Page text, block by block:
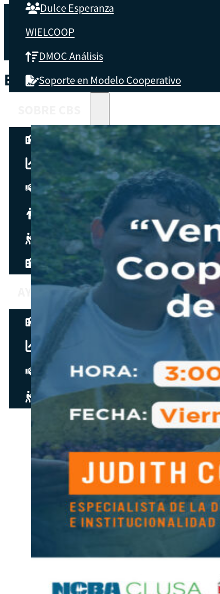
Dulce Esperanza
WIELCOOP
DMOC Análisis
Soporte en Modelo Cooperativo
Qué es CBS
Resultados clave
Testimonios
Instructores
pronto
Hazte aliado
Noticias
Tour guiado
Recursos para estudiantes pronto
Guía del instructor
Contacto
ETIQUETA:VENTAJAS